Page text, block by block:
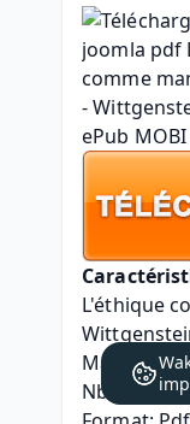
L'éthique
Martin
Nb. de